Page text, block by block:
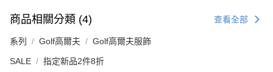
商品相關分類 (4) 查看全部
系列 Golf高爾夫 Golf高爾夫服飾
SALE 指定新品2件8折